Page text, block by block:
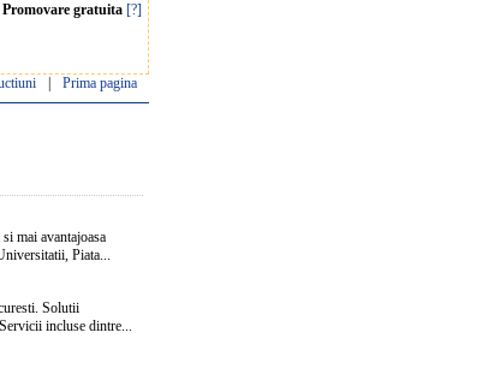
Promovare gratuita [?]
Prima pagina
mai avantajoasa
Piata...
Solutii
incluse dintre...